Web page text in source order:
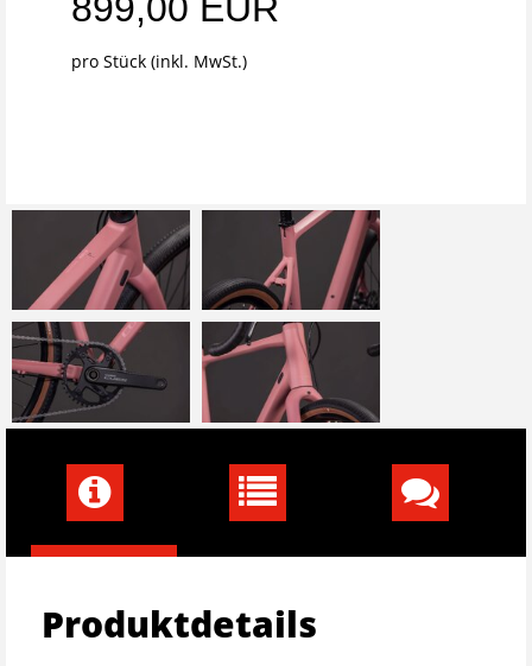
pro Stück (inkl. MwSt.)
Produktdetails